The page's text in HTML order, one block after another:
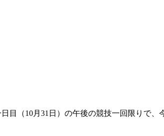
目（10月31日）の午後の競技一回限りで